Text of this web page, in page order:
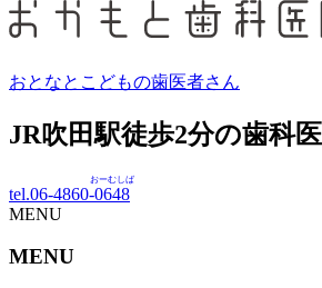
おとなとこどもの歯医者さん
JR吹田駅徒歩2分の歯科
tel.06-4860-0648
おーむしば
MENU
MENU